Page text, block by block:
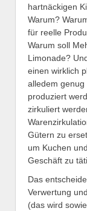
hartnäckigen
Warum?
für reelle
Warum soll
Limonade?
einen wirklich
alledem genug
produziert
zirkuliert
Gütern zu
um Kuchen
Geschäft zu
Das
Verwertung
(das wird